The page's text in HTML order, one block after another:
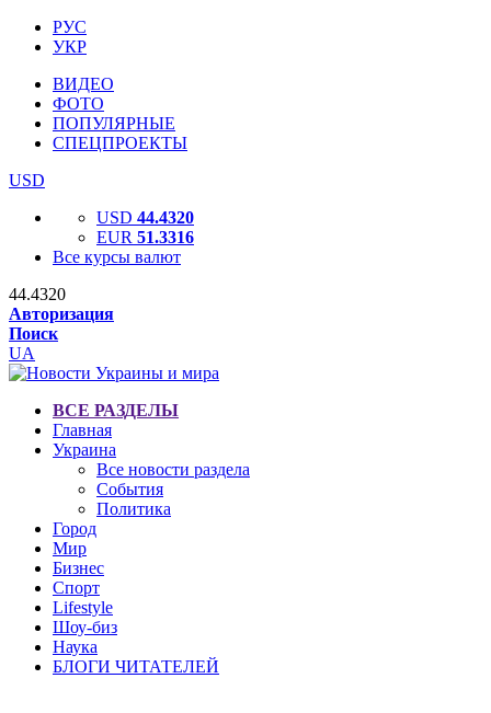
РУС
УКР
ВИДЕО
ФОТО
ПОПУЛЯРНЫЕ
СПЕЦПРОЕКТЫ
USD
USD 44.4320
EUR 51.3316
Все курсы валют
44.4320
Авторизация
Поиск
UA
ВСЕ РАЗДЕЛЫ
Главная
Украина
Все новости раздела
События
Политика
Город
Мир
Бизнес
Спорт
Lifestyle
Шоу-биз
Наука
БЛОГИ ЧИТАТЕЛЕЙ